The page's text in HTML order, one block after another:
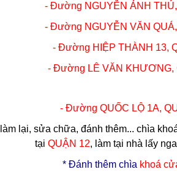
- Đường NGUYỄN ẢNH
- Đường NGUYỄN VĂN
- Đường HIỆP THÀNH 13,
- Đường LÊ VĂN KHƯƠNG,
- Đường QUỐC LỘ 1A,
lại, sửa chữa, đánh thêm... chìa
tại QUẬN 12, làm tại nhà lấy
* Đánh thêm chìa khoá